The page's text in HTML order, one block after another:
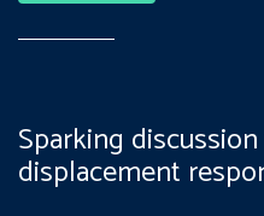
Sparking
displacement